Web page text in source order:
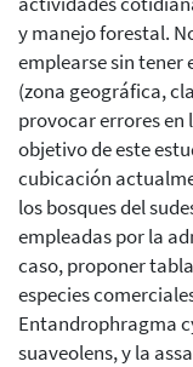
y manejo forestal.
emplearse sin tener
(zona geográfica,
provocar errores en
objetivo de este
cubicación
los bosques del
empleadas por la
caso, proponer
especies
Entandrophragma
suaveolens, y la